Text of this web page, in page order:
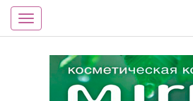
Toggle
navigation